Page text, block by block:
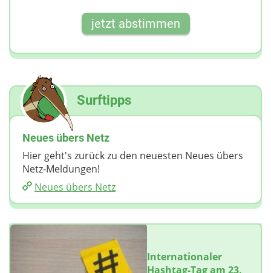
jetzt abstimmen
Surftipps
Neues übers Netz
Hier geht's zurück zu den neuesten Neues übers
Netz-Meldungen!
Neues übers Netz
Internationaler
Hashtag-Tag am 23.